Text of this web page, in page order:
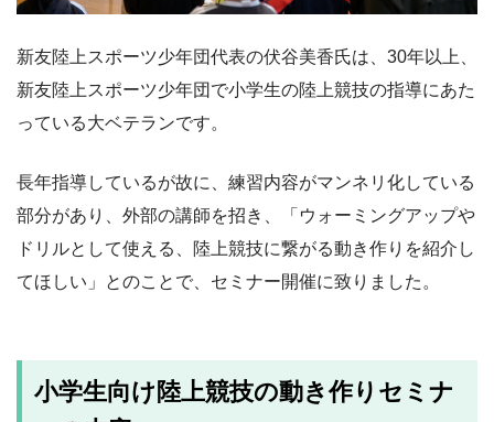
新友陸上スポーツ少年団代表の伏谷美香氏は、30年以上、
新友陸上スポーツ少年団で小学生の陸上競技の指導にあた
っている大ベテランです。
長年指導しているが故に、練習内容がマンネリ化している
部分があり、外部の講師を招き、「ウォーミングアップや
ドリルとして使える、陸上競技に繋がる動き作りを紹介し
てほしい」とのことで、セミナー開催に致りました。
小学生向け陸上競技の動き作りセミナ